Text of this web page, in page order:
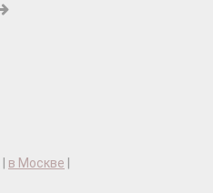
в Москве